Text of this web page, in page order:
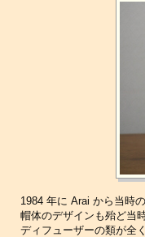
1984 年に Arai から当時
帽体のデザインも殆ど当
ディフューザーの類が全